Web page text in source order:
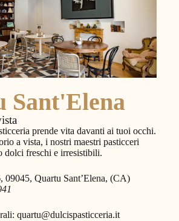
Sant'Elena
prende vita davanti ai tuoi occhi.
a vista, i nostri maestri pasticceri
dolci freschi e irresistibili.
09045, Quartu Sant’Elena, (CA)
quartu@dulcispasticceria.it